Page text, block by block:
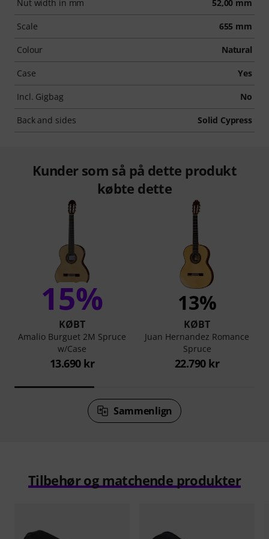
Nut width in mm 52,00 mm
Scale 655 mm
Colour Natural
Case Yes
Incl. Gigbag No
Back and sides Solid Cypress
Kunder som så på dette produkt
købte dette
15%
KØBT
Amalio Burguet 2M Spruce
w/Case
13.690 kr
13%
KØBT
Juan Hernandez Romance
Spruce
22.790 kr
Sammenlign
Tilbehør og matchende produkter